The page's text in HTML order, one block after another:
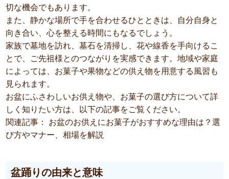
切な機会でもあります。
また、静かな場所で手を合わせるひとときは、自分自身と
向き合い、心を整える時間にもなるでしょう。
家族で墓地を訪れ、墓石を清掃し、花や線香を手向けるこ
とで、ご先祖様とのつながりを実感できます。地域や家庭
によっては、お菓子や果物などの供え物を用意する風習も
見られます。
お盆にふさわしいお供え物や、お菓子の選び方について詳
しく知りたい方は、以下の記事をご覧ください。
関連記事： お盆のお供えにお菓子がおすすめな理由は？選
び方やマナー、相場を解説
盆踊りの由来と意味